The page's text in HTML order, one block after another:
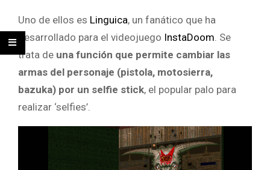
Uno de ellos es Linguica, un fanático que ha
desarrollado para el videojuego InstaDoom . Se
trata de una función que permite cambiar las
armas del personaje (pistola, motosierra,
bazuka) por un selfie stick, el popular palo para
realizar ‘selfies’.